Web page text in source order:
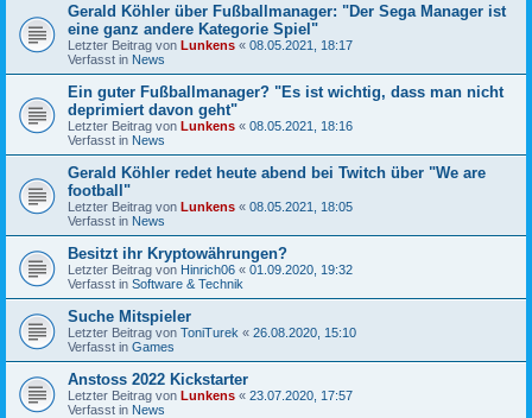
Gerald Köhler über Fußballmanager: "Der Sega Manager ist
eine ganz andere Kategorie Spiel"
Letzter Beitrag von Lunkens « 08.05.2021, 18:17
Verfasst in News
Ein guter Fußballmanager? "Es ist wichtig, dass man nicht
deprimiert davon geht"
Letzter Beitrag von Lunkens « 08.05.2021, 18:16
Verfasst in News
Gerald Köhler redet heute abend bei Twitch über "We are
football"
Letzter Beitrag von Lunkens « 08.05.2021, 18:05
Verfasst in News
Besitzt ihr Kryptowährungen?
Letzter Beitrag von Hinrich06 « 01.09.2020, 19:32
Verfasst in Software & Technik
Suche Mitspieler
Letzter Beitrag von ToniTurek « 26.08.2020, 15:10
Verfasst in Games
Anstoss 2022 Kickstarter
Letzter Beitrag von Lunkens « 23.07.2020, 17:57
Verfasst in News